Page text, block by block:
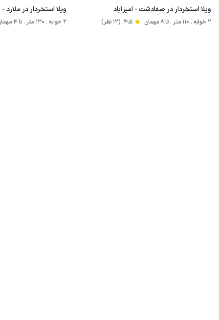
ویلا استخردار در صفادشت - امیرآباد
2 خوابه . 110 متر . تا 8 مهمان 4.5 (12 نظر)
ویلا استخردار در
2 خوابه . 130 متر . تا 4 مهمان